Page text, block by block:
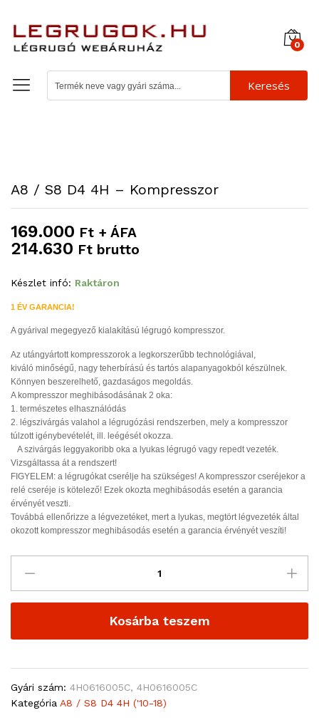
0
Keresés
A8 / S8 D4 4H – Kompresszor
169.000 Ft + ÁFA
214.630 Ft brutto
Készlet infó: Raktáron
1 ÉV GARANCIA!
A gyárival megegyező kialakítású légrugó kompresszor.
Az utángyártott kompresszorok a legkorszerűbb technológiával,
kiváló minőségű, nagy teherbírású és tartós alapanyagokból készülnek.
Könnyen beszerelhető, gazdaságos megoldás.
A kompresszor meghibásodásának 2 oka:
1. természetes elhasználódás
2. légszivárgás valahol a légrugózási rendszerben, mely a kompresszor
túlzott igénybevételét, ill. leégését okozza.
A szivárgás leggyakoribb oka a lyukas légrugó vagy repedt vezeték.
Vizsgáltassa át a rendszert!
FIGYELEM: a légrugókat cserélje ha szükséges! A kompresszor cseréjekor a
relé cseréje is kötelező! Ezek okozta meghibásodás esetén a garancia
érvényét veszti.
Továbbá ellenőrizze a légvezetéket, mert a lyukas, megtört légvezeték által
okozott kompresszor meghibásodás esetén a garancia érvényét veszíti!
Kosárba teszem
Gyári szám: 4H0616005C, 4H0616005C
Kategória A8 / S8 D4 4H ('10-18)